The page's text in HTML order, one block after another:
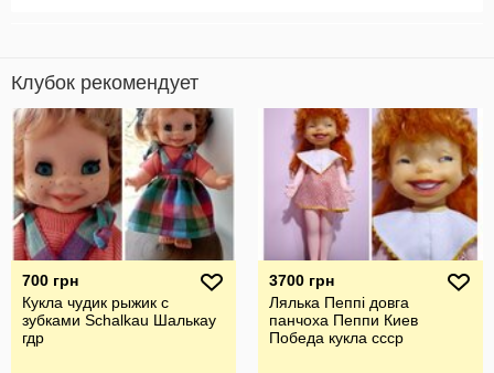
Клубок рекомендует
700 грн
Кукла чудик рыжик с
зубками Schalkau Шалькау
гдр
3700 грн
Лялька Пеппі довга
панчоха Пеппи Киев
Победа кукла ссср